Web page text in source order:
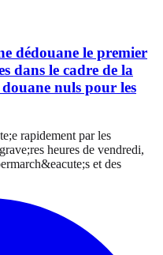
dédouane le premier
dans le cadre de la
nuls pour les
rapidement par les
heures de vendredi,
et des